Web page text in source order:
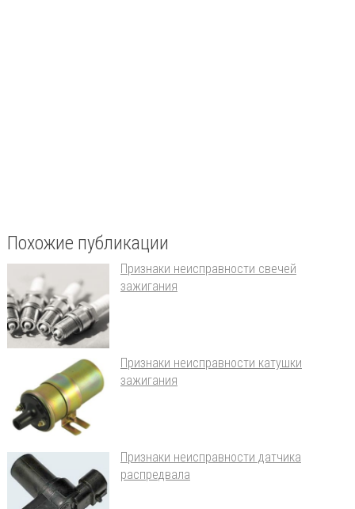
Похожие публикации
Признаки неисправности свечей
зажигания
Признаки неисправности катушки
зажигания
Признаки неисправности датчика
распредвала